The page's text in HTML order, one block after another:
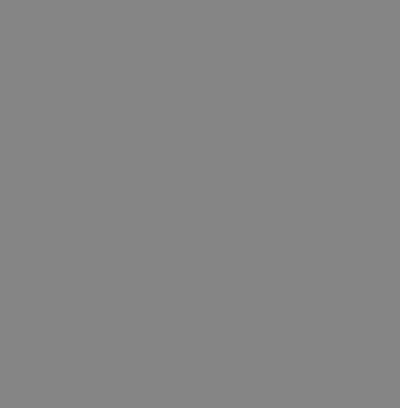
hỗ trợ trung chuyển tận nơi trong nội
vấn.
mình để tài xế liên hệ, giờ đón chỉ là giờ
huống không mong muốn, bạn nên chuẩn
đáp các thắc mắc của khách hàng.
nội thất tiện nghi, sang trọng, có wifi,